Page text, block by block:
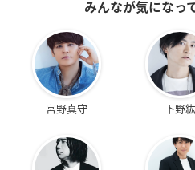
みんなが気になっ
宮野真守 下野紘